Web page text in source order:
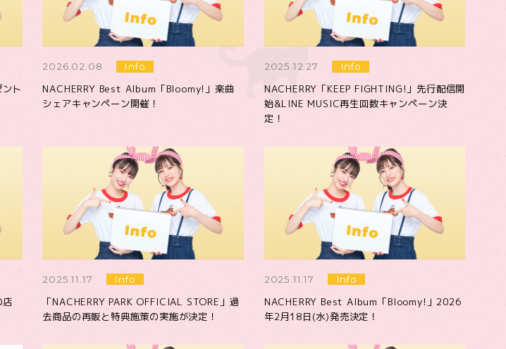
ト
2026.02.08 Info
NACHERRY Best Album「Bloomy!」楽曲
シェアキャンペーン開催！
2025.12.27 Info
NACHERRY「KEEP FIGHTING!」先行配信開
始&LINE MUSIC再生回数キャンペーン決
定！
2025.11.17 Info
「NACHERRY PARK OFFICIAL STORE」過
去商品の再販と特典施策の実施が決定！
2025.11.17 Info
NACHERRY Best Album「Bloomy!」2026
年2月18日(水)発売決定！